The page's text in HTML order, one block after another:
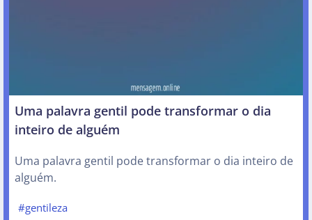
Uma palavra gentil pode transformar o dia
inteiro de alguém
Uma palavra gentil pode transformar o dia inteiro de
alguém.
#gentileza